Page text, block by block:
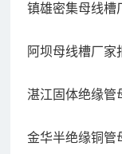
镇雄密集母线槽
阿坝母线槽厂家
湛江固体绝缘管
金华半绝缘铜管